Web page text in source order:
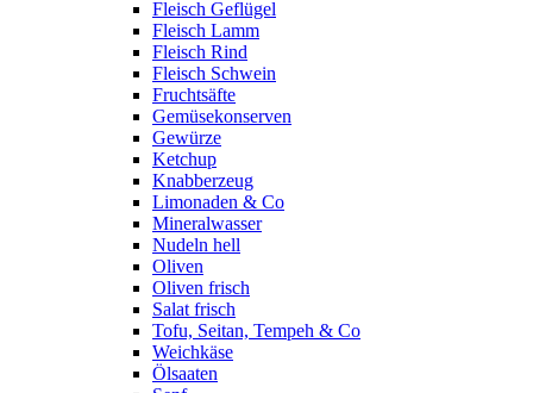
Fleisch Geflügel
Fleisch Lamm
Fleisch Rind
Fleisch Schwein
Fruchtsäfte
Gemüsekonserven
Gewürze
Ketchup
Knabberzeug
Limonaden & Co
Mineralwasser
Nudeln hell
Oliven
Oliven frisch
Salat frisch
Tofu, Seitan, Tempeh & Co
Weichkäse
Ölsaaten